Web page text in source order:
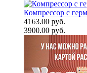
Компрессор с
4163.00 руб.
3900.00 руб.